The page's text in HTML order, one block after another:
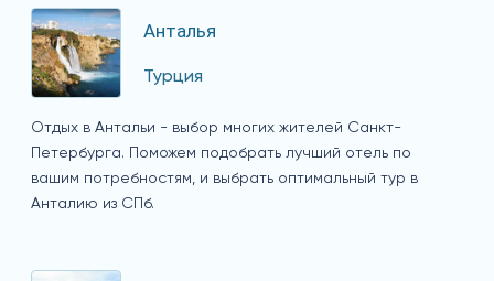
Анталья
Турция
Отдых в Антальи - выбор многих жителей Санкт-
Петербурга. Поможем подобрать лучший отель по
вашим потребностям, и выбрать оптимальный тур в
Анталию из СПб.